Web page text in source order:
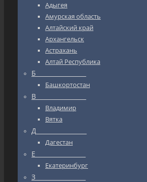
Адыгея
Амурская область
Алтайский край
Архангельск
Астрахань
Алтай Республика
Б_________________
Башкортостан
В_________________
Владимир
Вятка
Д_________________
Дагестан
Е_________________
Екатеринбург
З_________________